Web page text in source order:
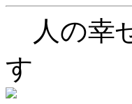
人の幸
す